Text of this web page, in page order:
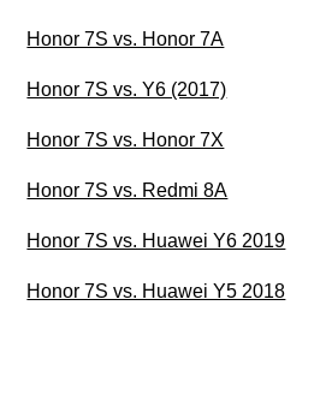
Honor 7S vs. Honor 7A
Honor 7S vs. Y6 (2017)
Honor 7S vs. Honor 7X
Honor 7S vs. Redmi 8A
Honor 7S vs. Huawei Y6 2019
Honor 7S vs. Huawei Y5 2018